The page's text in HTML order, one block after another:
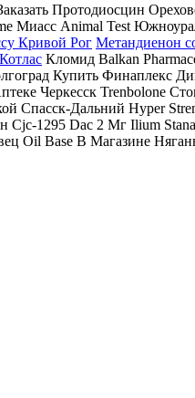
Протодиосцин
Миасс Animal Test
Кривой Рог Метандиенон
Кломид Balkan
Купить Финаплекс
Черкесск Trenbolone
Спасск-Дальний Hyper
Cjc-1295 Dac 2 Мг Ilium
Oil Base В Магазине